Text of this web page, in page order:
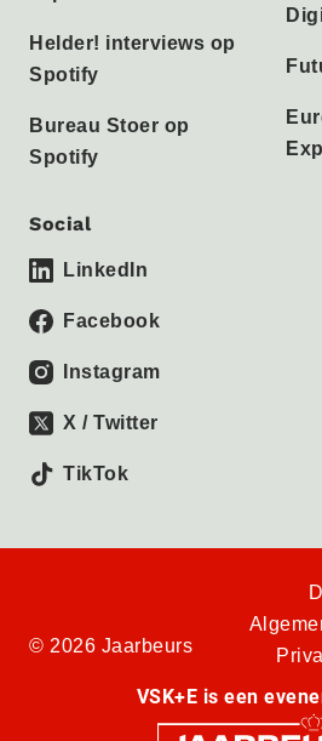
Helder! interviews op
Spotify
Bureau Stoer op
Spotify
Social
LinkedIn
Facebook
Instagram
X / Twitter
TikTok
© 2026 Jaarbeurs
VSK+E is een